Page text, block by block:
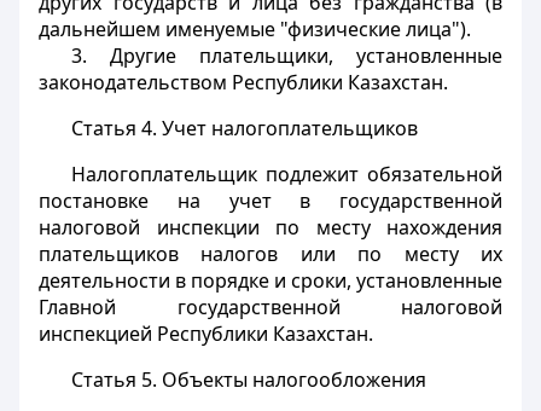
дальнейшем именуемые "физические лица").
3. Другие плательщики, установленные
законодательством Республики Казахстан.
Статья 4. Учет налогоплательщиков
Налогоплательщик подлежит обязательной
постановке на учет в государственной
налоговой инспекции по месту нахождения
плательщиков налогов или по месту их
деятельности в порядке и сроки, установленные
Главной государственной налоговой
инспекцией Республики Казахстан.
Статья 5. Объекты налогообложения